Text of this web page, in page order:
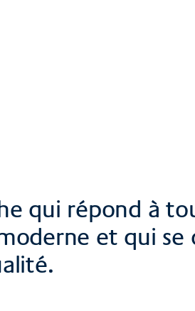
qui répond à
et qui se